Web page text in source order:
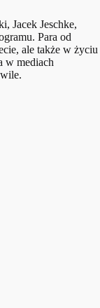
Jacek Jeschke,
Para od
ale także w życiu
w mediach